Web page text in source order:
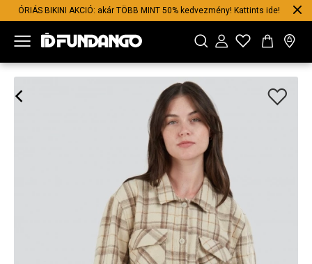
ÓRIÁS BIKINI AKCIÓ: akár TÖBB MINT 50% kedvezmény! Kattints ide!